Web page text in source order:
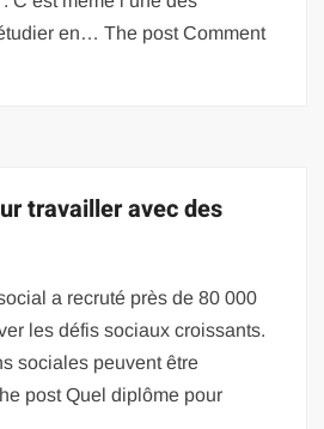
en… The post Comment
travailler avec des
a recruté près de 80 000
les défis sociaux croissants.
sociales peuvent être
post Quel diplôme pour